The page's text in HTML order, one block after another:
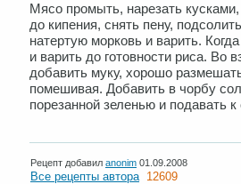
Мясо промыть, нарезать
до кипения, снять пену,
натертую морковь и варить.
и варить до готовности риса. Во
добавить муку, хорошо
помешивая. Добавить в чорбу
порезанной зеленью и подавать к
Рецепт добавил anonim 01.09.2008
Все рецепты автора 12609